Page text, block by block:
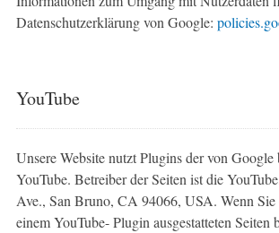
Datenschutzerklärung von Google:
YouTube
Unsere Website nutzt Plugins der von Google
YouTube. Betreiber der Seiten ist die
Ave., San Bruno, CA 94066, USA. Wenn Sie
einem YouTube- Plugin ausgestatteten Seiten